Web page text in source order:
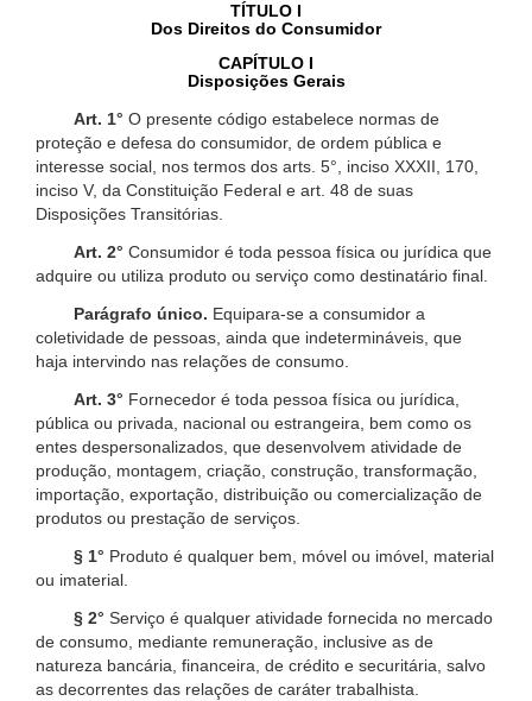
TÍTULO I
Dos Direitos do Consumidor
CAPÍTULO I
Disposições Gerais
Art. 1° O presente código estabelece normas de
proteção e defesa do consumidor, de ordem pública e
interesse social, nos termos dos arts. 5°, inciso XXXII, 170,
inciso V, da Constituição Federal e art. 48 de suas
Disposições Transitórias.
Art. 2° Consumidor é toda pessoa física ou jurídica que
adquire ou utiliza produto ou serviço como destinatário final.
Parágrafo único. Equipara-se a consumidor a
coletividade de pessoas, ainda que indetermináveis, que
haja intervindo nas relações de consumo.
Art. 3° Fornecedor é toda pessoa física ou jurídica,
pública ou privada, nacional ou estrangeira, bem como os
entes despersonalizados, que desenvolvem atividade de
produção, montagem, criação, construção, transformação,
importação, exportação, distribuição ou comercialização de
produtos ou prestação de serviços.
§ 1° Produto é qualquer bem, móvel ou imóvel, material
ou imaterial.
§ 2° Serviço é qualquer atividade fornecida no mercado
de consumo, mediante remuneração, inclusive as de
natureza bancária, financeira, de crédito e securitária, salvo
as decorrentes das relações de caráter trabalhista.